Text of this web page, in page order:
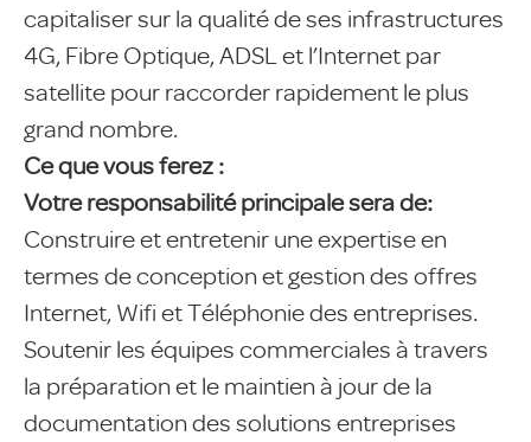
capitaliser sur la qualité de ses infrastructures
4G, Fibre Optique, ADSL et l’Internet par
satellite pour raccorder rapidement le plus
grand nombre.
Ce que vous ferez :
Votre responsabilité principale sera de:
Construire et entretenir une expertise en
termes de conception et gestion des offres
Internet, Wifi et Téléphonie des entreprises.
Soutenir les équipes commerciales à travers
la préparation et le maintien à jour de la
documentation des solutions entreprises